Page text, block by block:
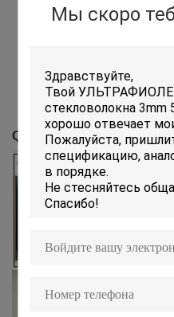
Мы скоро
QC Profile